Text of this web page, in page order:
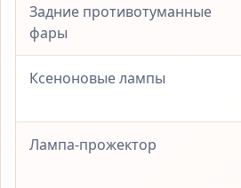
Задние противотуманные
фары
Ксеноновые лампы
Лампа-прожектор